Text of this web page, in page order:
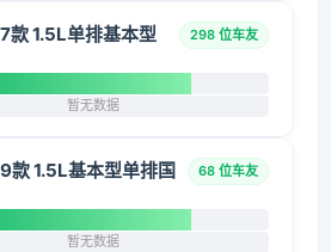
款 1.5L单排基本型
298 位车友
暂无数据
款 1.5L基本型单排国
68 位车友
暂无数据